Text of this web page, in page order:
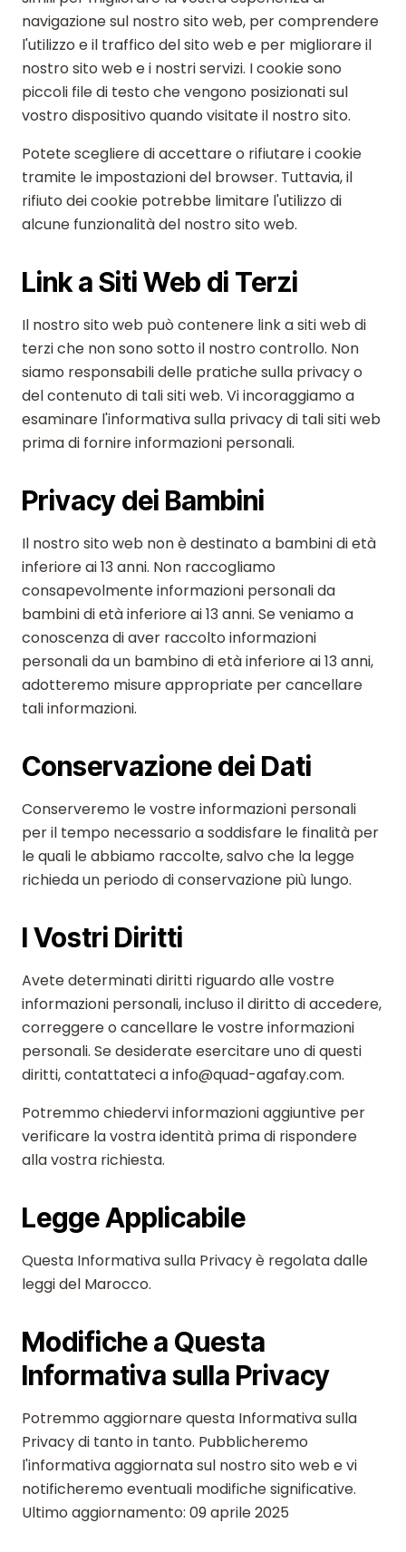
navigazione sul nostro sito web, per comprendere
l'utilizzo e il traffico del sito web e per migliorare il
nostro sito web e i nostri servizi. I cookie sono
piccoli file di testo che vengono posizionati sul
vostro dispositivo quando visitate il nostro sito.
Potete scegliere di accettare o rifiutare i cookie
tramite le impostazioni del browser. Tuttavia, il
rifiuto dei cookie potrebbe limitare l'utilizzo di
alcune funzionalità del nostro sito web.
Link a Siti Web di Terzi
Il nostro sito web può contenere link a siti web di
terzi che non sono sotto il nostro controllo. Non
siamo responsabili delle pratiche sulla privacy o
del contenuto di tali siti web. Vi incoraggiamo a
esaminare l'informativa sulla privacy di tali siti web
prima di fornire informazioni personali.
Privacy dei Bambini
Il nostro sito web non è destinato a bambini di età
inferiore ai 13 anni. Non raccogliamo
consapevolmente informazioni personali da
bambini di età inferiore ai 13 anni. Se veniamo a
conoscenza di aver raccolto informazioni
personali da un bambino di età inferiore ai 13 anni,
adotteremo misure appropriate per cancellare
tali informazioni.
Conservazione dei Dati
Conserveremo le vostre informazioni personali
per il tempo necessario a soddisfare le finalità per
le quali le abbiamo raccolte, salvo che la legge
richieda un periodo di conservazione più lungo.
I Vostri Diritti
Avete determinati diritti riguardo alle vostre
informazioni personali, incluso il diritto di accedere,
correggere o cancellare le vostre informazioni
personali. Se desiderate esercitare uno di questi
diritti, contattateci a info@quad-agafay.com.
Potremmo chiedervi informazioni aggiuntive per
verificare la vostra identità prima di rispondere
alla vostra richiesta.
Legge Applicabile
Questa Informativa sulla Privacy è regolata dalle
leggi del Marocco.
Modifiche a Questa
Informativa sulla Privacy
Potremmo aggiornare questa Informativa sulla
Privacy di tanto in tanto. Pubblicheremo
l'informativa aggiornata sul nostro sito web e vi
notificheremo eventuali modifiche significative.
Ultimo aggiornamento: 09 aprile 2025